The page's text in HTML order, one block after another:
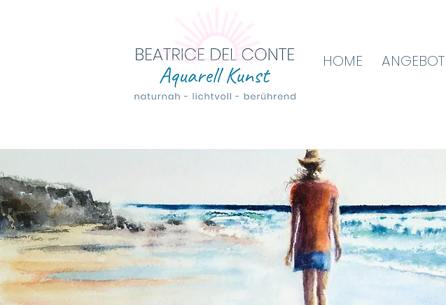
HOME ANGEBOT